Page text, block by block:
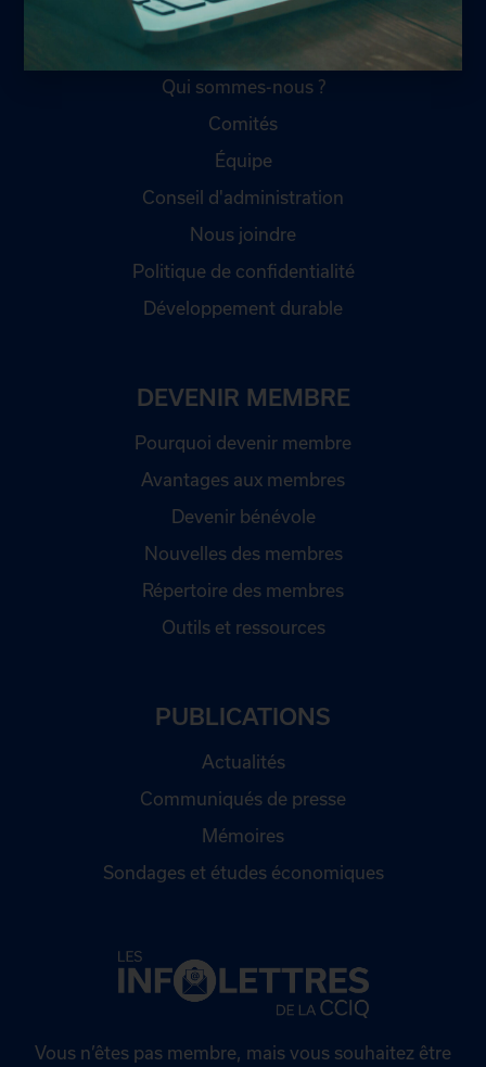
Offres d'emploi
Qui sommes-nous ?
Comités
Équipe
Conseil d'administration
Nous joindre
Politique de confidentialité
Développement durable
DEVENIR MEMBRE
Pourquoi devenir membre
Avantages aux membres
Devenir bénévole
Nouvelles des membres
Répertoire des membres
Outils et ressources
PUBLICATIONS
Actualités
Communiqués de presse
Mémoires
Sondages et études économiques
Vous n’êtes pas membre, mais vous souhaitez être